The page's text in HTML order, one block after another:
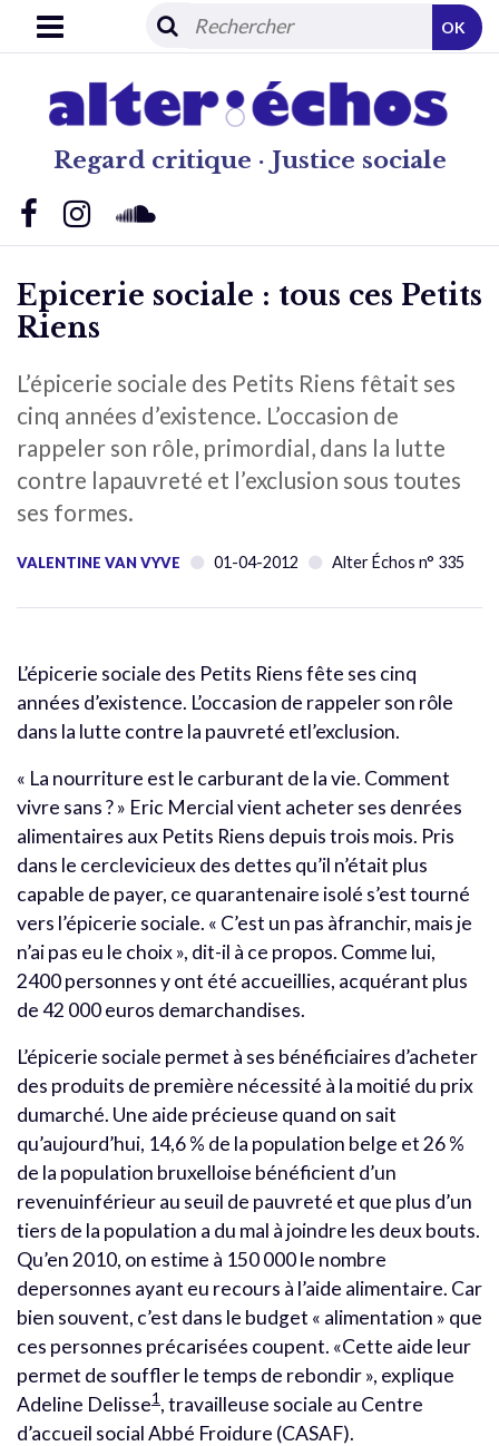
Regard critique · Justice sociale
OK
Epicerie sociale : tous ces Petits
Riens
L’épicerie sociale des Petits Riens fêtait ses
cinq années d’existence. L’occasion de
rappeler son rôle, primordial, dans la lutte
contre lapauvreté et l’exclusion sous toutes
ses formes.
VALENTINE VAN VYVE 01-04-2012 Alter Échos n° 335
L’épicerie sociale des Petits Riens fête ses cinq
années d’existence. L’occasion de rappeler son rôle
dans la lutte contre la pauvreté etl’exclusion.
« La nourriture est le carburant de la vie. Comment
vivre sans ? » Eric Mercial vient acheter ses denrées
alimentaires aux Petits Riens depuis trois mois. Pris
dans le cerclevicieux des dettes qu’il n’était plus
capable de payer, ce quarantenaire isolé s’est tourné
vers l’épicerie sociale. « C’est un pas àfranchir, mais je
n’ai pas eu le choix », dit-il à ce propos. Comme lui,
2400 personnes y ont été accueillies, acquérant plus
de 42 000 euros demarchandises.
L’épicerie sociale permet à ses bénéficiaires d’acheter
des produits de première nécessité à la moitié du prix
dumarché. Une aide précieuse quand on sait
qu’aujourd’hui, 14,6 % de la population belge et 26 %
de la population bruxelloise bénéficient d’un
revenuinférieur au seuil de pauvreté et que plus d’un
tiers de la population a du mal à joindre les deux bouts.
Qu’en 2010, on estime à 150 000 le nombre
depersonnes ayant eu recours à l’aide alimentaire. Car
bien souvent, c’est dans le budget « alimentation » que
ces personnes précarisées coupent. «Cette aide leur
permet de souffler le temps de rebondir », explique
Adeline Delisse1 , travailleuse sociale au Centre
d’accueil social Abbé Froidure (CASAF).